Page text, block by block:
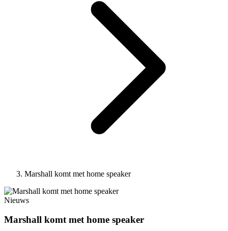
Marshall komt met home speaker
Nieuws
Marshall komt met home speaker